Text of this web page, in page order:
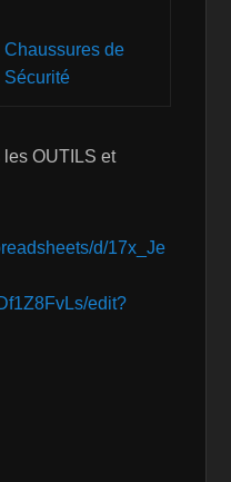
Chaussures de
Sécurité
OUTILS et
d/17x_Je
edit?